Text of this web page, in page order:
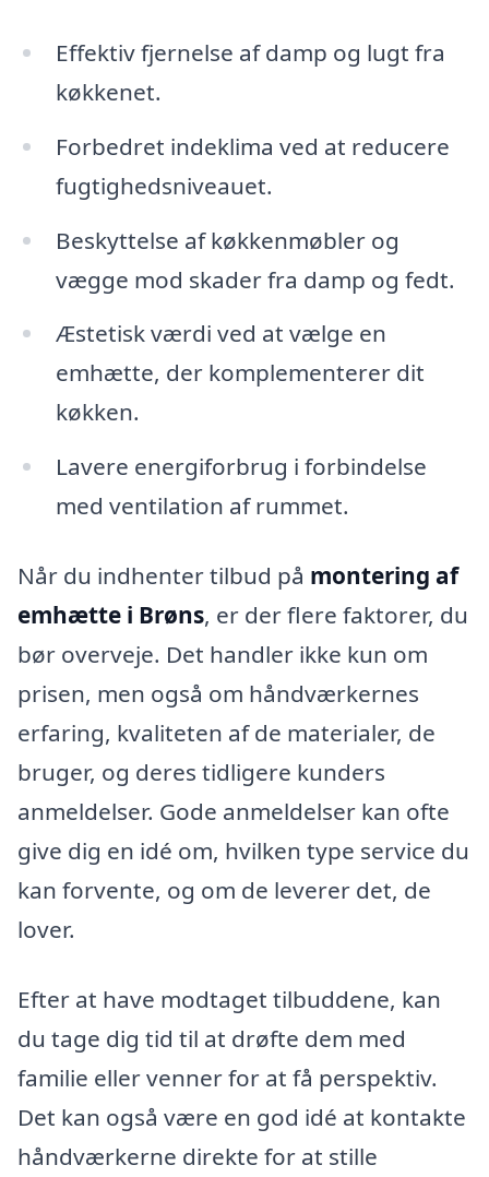
Effektiv fjernelse af damp og lugt fra
køkkenet.
Forbedret indeklima ved at reducere
fugtighedsniveauet.
Beskyttelse af køkkenmøbler og
vægge mod skader fra damp og fedt.
Æstetisk værdi ved at vælge en
emhætte, der komplementerer dit
køkken.
Lavere energiforbrug i forbindelse
med ventilation af rummet.
Når du indhenter tilbud på montering af
emhætte i Brøns, er der flere faktorer, du
bør overveje. Det handler ikke kun om
prisen, men også om håndværkernes
erfaring, kvaliteten af de materialer, de
bruger, og deres tidligere kunders
anmeldelser. Gode anmeldelser kan ofte
give dig en idé om, hvilken type service du
kan forvente, og om de leverer det, de
lover.
Efter at have modtaget tilbuddene, kan
du tage dig tid til at drøfte dem med
familie eller venner for at få perspektiv.
Det kan også være en god idé at kontakte
håndværkerne direkte for at stille